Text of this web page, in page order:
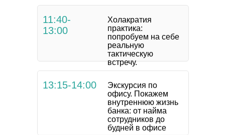
Перейти к программе
для интересующихся,
создало новый
успешный бизнес и
позволило внести
ощутимый вклад в
эволюционное
развитие организаций и
социума в России и за
её пределами».
пространство, в
которые будут
заходить люди и
реализовывать свои
мечты и проекты,
созвучные нашей
компании.
Стройте свою
менеджмента.
Холакратия
практика:
попробуем на себе
реальную
тактическую
встречу.
11:40-
13:00
Экскурсия по
офису. Покажем
внутреннюю жизнь
банка: от найма
сотрудников до
будней в офисе
13:15-14:00